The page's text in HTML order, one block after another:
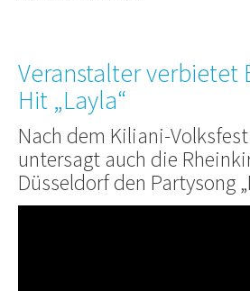
Veranstalter verbietet
Hit „Layla“
Nach dem Kiliani-
untersagt auch die
Düsseldorf den Partysong